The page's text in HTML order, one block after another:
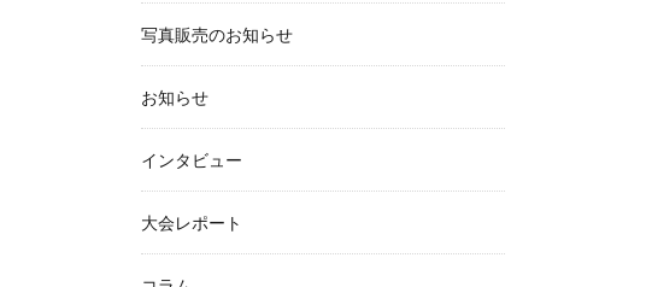
写真販売のお知らせ
お知らせ
インタビュー
大会レポート